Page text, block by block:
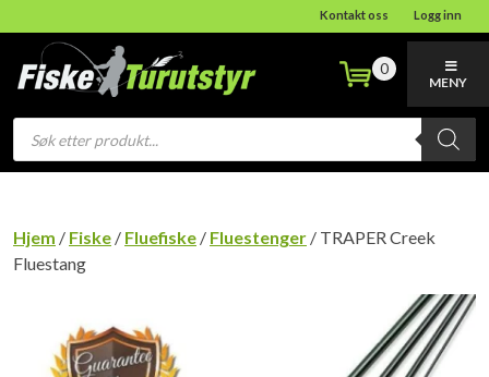
Kontakt oss Logg inn
Products
search
0
MENY
Hjem / Fiske / Fluefiske / Fluestenger / TRAPER Creek
Fluestang